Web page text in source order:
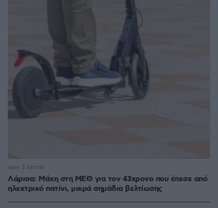
Λάρισα: Μάχη στη ΜΕΘ για τον 43χρονο που έπεσε από
ηλεκτρικό πατίνι, μικρά σημάδια βελτίωσης
πριν 3 λεπτά